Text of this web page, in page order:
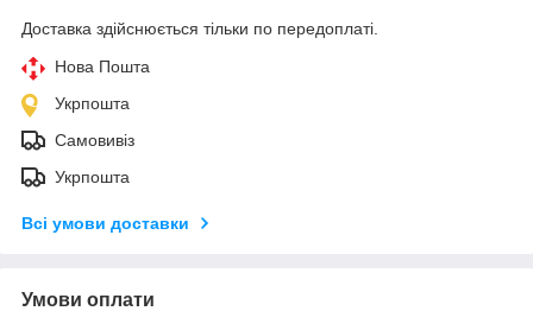
Доставка здійснюється тільки по передоплаті.
Нова Пошта
Укрпошта
Самовивіз
Укрпошта
Всі умови доставки
Умови оплати